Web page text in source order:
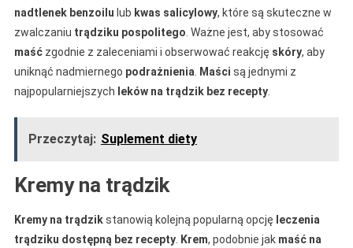
nadtlenek benzoilu lub kwas salicylowy, które są skuteczne w
zwalczaniu trądziku pospolitego . Ważne jest, aby stosować
maśćzgodnie z zaleceniami i obserwować reakcję skóry, aby
uniknąć nadmiernego podrażnienia Maści są jednymi z
najpopularniejszych leków na trądzik bez recepty.
Przeczytaj: Suplement diety
Kremy na trądzik
Kremy na trądzikstanowią kolejną popularną opcję leczenia
trądziku dostępną bez recepty. Krem, podobnie jak maść na